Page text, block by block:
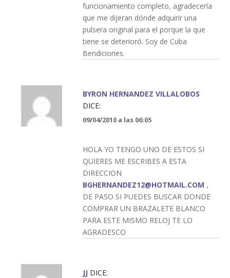
funcionamiento completo, agradecería
que me dijeran dónde adquirir una
pulsera original para el porque la que
tiene se deterioró. Soy de Cuba
Bendiciones.
BYRON HERNANDEZ VILLALOBOS
DICE:
09/04/2010 a las 06:05
HOLA YO TENGO UNO DE ESTOS SI
QUIERES ME ESCRIBES A ESTA
DIRECCION
BGHERNANDEZ12@HOTMAIL.COM ,
DE PASO SI PUEDES BUSCAR DONDE
COMPRAR UN BRAZALETE BLANCO
PARA ESTE MISMO RELOJ TE LO
AGRADESCO
JJ DICE: